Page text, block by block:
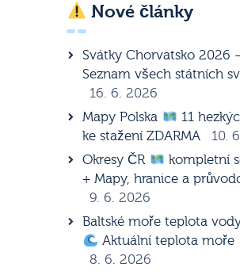
Nové články
Svátky Chorvatsko 2026
Seznam všech státních
16. 6. 2026
Mapy Polska
11
ke stažení ZDARMA
10.
Okresy ČR
kompletní
+ Mapy, hranice a
9. 6. 2026
Baltské moře teplota
Aktuální teplota moře
8. 6. 2026